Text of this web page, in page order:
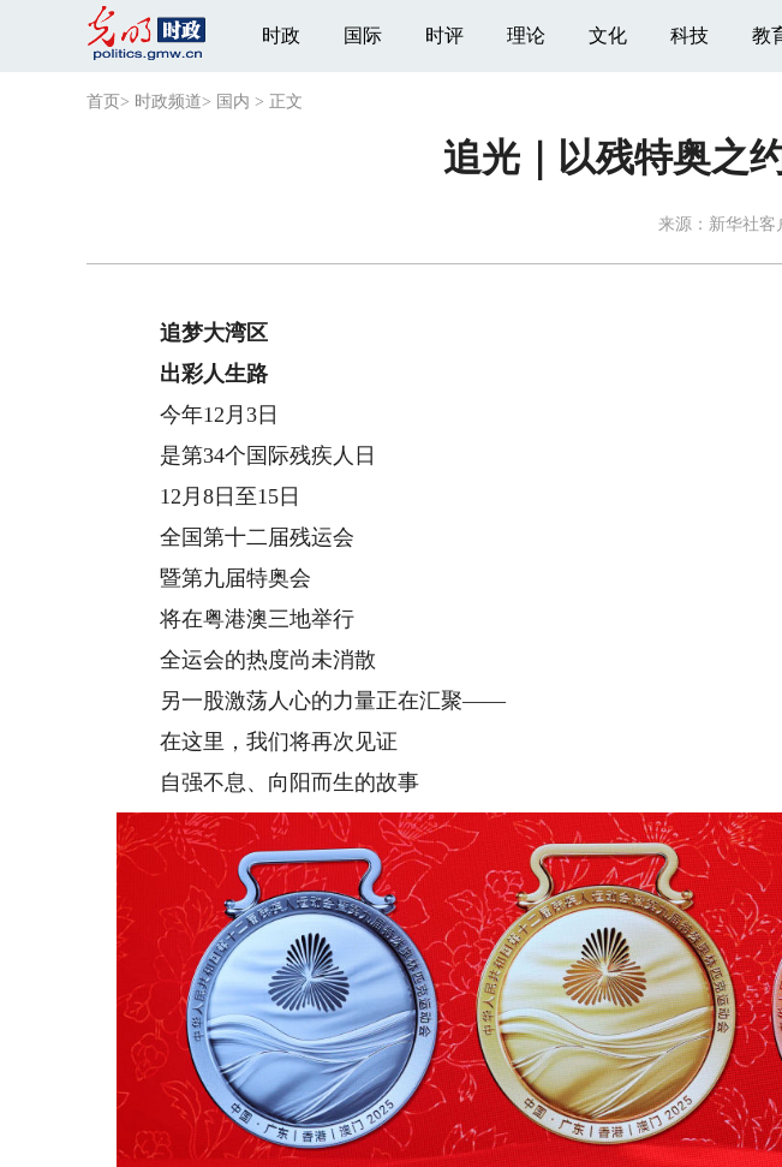
时政 国际 时评 理论 文化 科技 教
首页 > 时政频道> 国内 > 正文
追光｜以残特奥之
来源： 新华社客
追梦大湾区
出彩人生路
今年12月3日
是第34个国际残疾人日
12月8日至15日
全国第十二届残运会
暨第九届特奥会
将在粤港澳三地举行
全运会的热度尚未消散
另一股激荡人心的力量正在汇聚——
在这里，我们将再次见证
自强不息、向阳而生的故事